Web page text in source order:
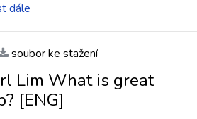
dále
soubor ke stažení
Lim What is great
[ENG]